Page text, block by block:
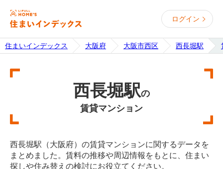
ログイン
住まいインデックス 大阪府 大阪市西区 西長堀駅
西長堀駅の
賃貸マンション
西長堀駅（大阪府）の賃貸マンションに関するデータを
まとめました。賃料の推移や周辺情報をもとに、住まい
探しや住み替えの検討にお役立てください。